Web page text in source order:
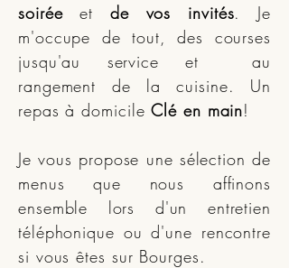
soiréeet de vos invités. Je
m'occupe de tout, des courses
jusqu'au service et au
rangement de la cuisine. Un
repas à domicileClé en main!
Je vous propose une sélection de
menus que nous affinons
ensemble lors d'un entretien
téléphonique ou d'une rencontre
si vous êtes sur Bourges.